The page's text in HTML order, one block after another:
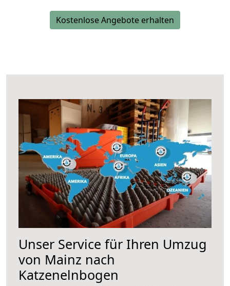
Kostenlose Angebote erhalten
Unser Service für Ihren Umzug
von Mainz nach
Katzenelnbogen